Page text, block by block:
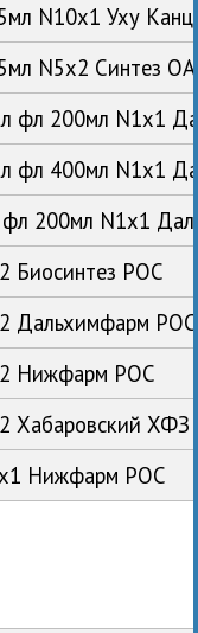
N10x1 Уху
N5x2 Синтез
фл 200мл N1x1
фл 400мл N1x1
200мл N1x1
Биосинтез РОС
Дальхимфарм РОС
Нижфарм РОС
Хабаровский
Нижфарм РОС